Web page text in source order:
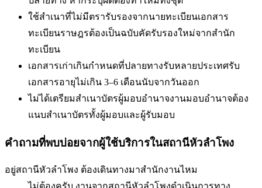
ใช้สำเนาที่ไม่มีตรารับรองจากนายทะเบียนเอกสาร
ทะเบียนราษฎรต้องเป็นฉบับคัดรับรองใหม่จากสำนัก
ทะเบียน
เอกสารเก่าเกินกำหนดที่ปลายทางรับหลายประเทศรับ
เอกสารอายุไม่เกิน 3–6 เดือนนับจากวันออก
ไม่ได้เตรียมสำเนาบัตรผู้มอบอำนาจงานมอบอำนาจต้อง
แนบสำเนาบัตรทั้งผู้มอบและผู้รับมอบ
คำถามที่พบบ่อยจากผู้ใช้บริการในสถานีหัวลำโพง
อยู่สถานีหัวลำโพง ต้องเดินทางมาสำนักงานไหม